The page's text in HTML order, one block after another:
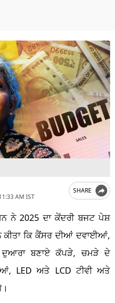
AM IST
SHARE
ਨੇ 2025 ਦਾ ਕੇਂਦਰੀ ਬਜਟ ਪੇਸ਼
ਕੀਤਾ ਕਿ ਕੈਂਸਰ ਦੀਆਂ ਦਵਾਈਆਂ,
ਬਣਾਏ ਕੱਪੜੇ, ਚਮੜੇ ਦੇ
LED ਅਤੇ LCD ਟੀਵੀ ਅਤੇ